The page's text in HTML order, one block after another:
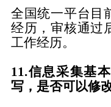
全国统一平台目
经历，审核通过
工作经历。
11.信息采集基
写，是否可以修